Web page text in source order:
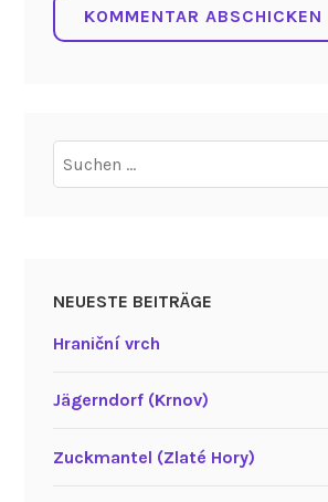
Suchen
nach:
NEUESTE BEITRÄGE
Hraniční vrch
Jägerndorf (Krnov)
Zuckmantel (Zlaté Hory)